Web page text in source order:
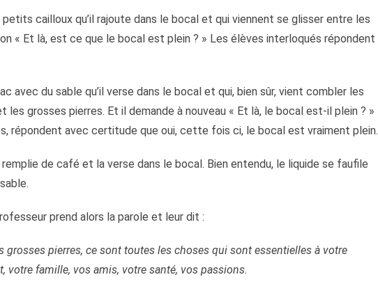
cailloux qu’il rajoute dans le bocal et qui viennent se glisser entre les
« Et là, est ce que le bocal est plein ? » Les élèves interloqués répondent
avec du sable qu’il verse dans le bocal et qui, bien sûr, vient combler les
grosses pierres. Et il demande à nouveau « Et là, le bocal est-il plein ? »
répondent avec certitude que oui, cette fois ci, le bocal est vraiment plein.
de café et la verse dans le bocal. Bien entendu, le liquide se faufile
prend alors la parole et leur dit :
grosses pierres, ce sont toutes les choses qui sont essentielles à votre
votre famille, vos amis, votre santé, vos passions.